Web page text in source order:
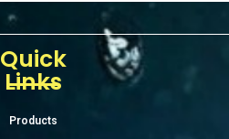
Quick
Links
Products